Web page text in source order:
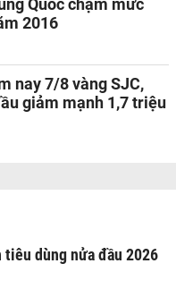
Quốc chạm mức
2016
nay 7/8 vàng SJC,
giảm mạnh 1,7 triệu
dùng nửa đầu 2026